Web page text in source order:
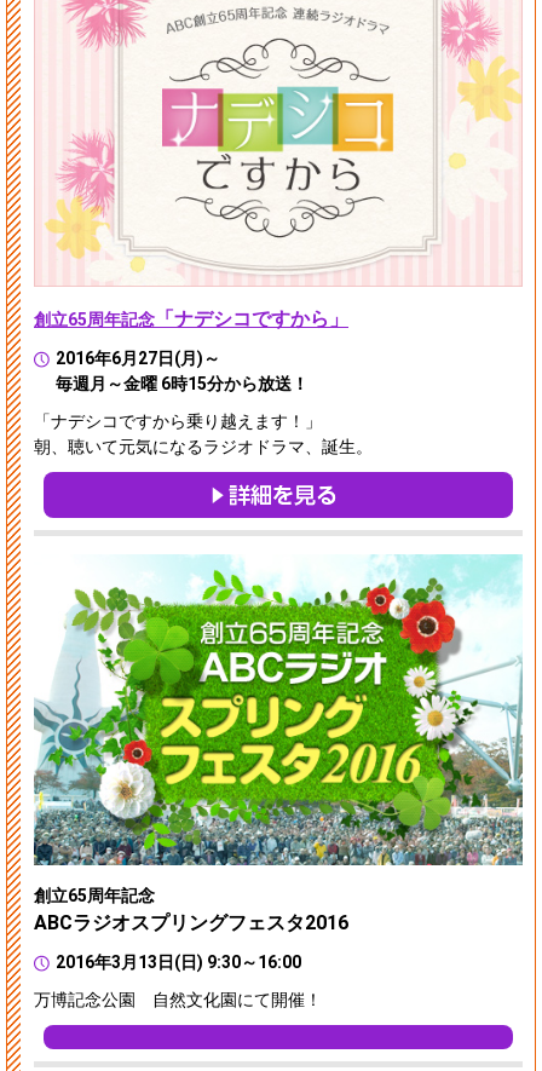
創立65周年記念 「ナデシコですから」
2016年6月27日(月)～
毎週月～金曜 6時15分から放送！
「ナデシコですから乗り越えます！」
朝、聴いて元気になるラジオドラマ、誕生。
創立65周年記念
ABCラジオスプリングフェスタ2016
2016年3月13日(日) 9:30～16:00
万博記念公園 自然文化園にて開催！